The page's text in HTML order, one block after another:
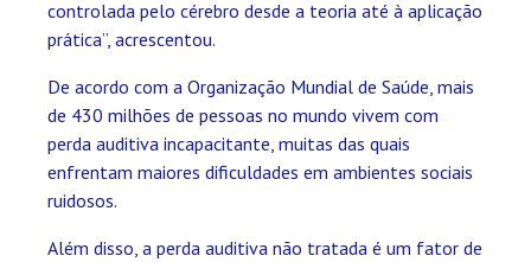
controlada pelo cérebro desde a teoria até à aplicação
prática”, acrescentou.
De acordo com a Organização Mundial de Saúde, mais
de 430 milhões de pessoas no mundo vivem com
perda auditiva incapacitante, muitas das quais
enfrentam maiores dificuldades em ambientes sociais
ruidosos.
Além disso, a perda auditiva não tratada é um fator de